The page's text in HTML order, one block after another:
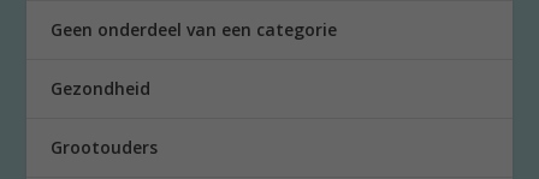
Geen onderdeel van een categorie
Gezondheid
Grootouders